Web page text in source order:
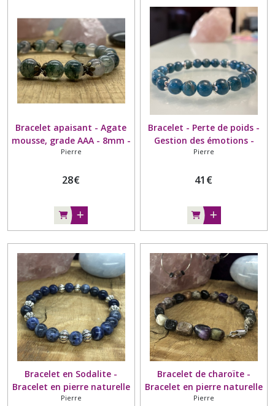
Bracelet apaisant - Agate
mousse, grade AAA - 8mm -
Entoure perle bronze
Pierre
28€
Bracelet - Perte de poids -
Gestion des émotions -
Apatite de Madagascar-
Pierre
41 €
Bracelet en Sodalite -
Bracelet en pierre naturelle
- Grade A+ - Perle argentée
Pierre
Bracelet de charoïte -
Bracelet en pierre naturelle
avec fermoir mousqueton -
Pierre